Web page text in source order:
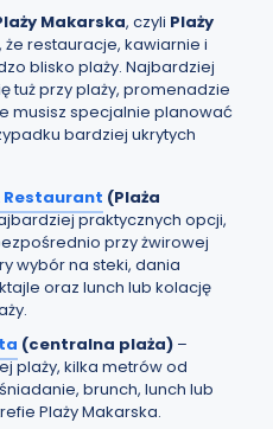
Makarska, czyli Plaży
że restauracje, kawiarnie i
blisko plaży. Najbardziej
tuż przy plaży, promenadzie
musisz specjalnie planować
bardziej ukrytych
Restaurant (Plaża
praktycznych opcji,
przy żwirowej
wybór na steki, dania
oraz lunch lub kolację
(centralna plaża) –
plaży, kilka metrów od
brunch, lunch lub
Plaży Makarska.